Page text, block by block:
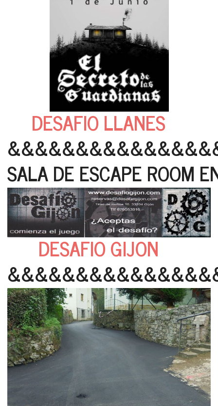
DESAFIO LLANES
SALA DE ESCAPE ROOM
DESAFIO GIJON